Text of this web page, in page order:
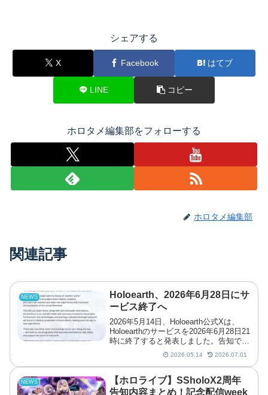
シェアする
X Facebook はてブ
LINE コピー
ホロタメ編集部をフォローする
ホロタメ編集部
関連記事
NEWS
Holoearth、2026年6月28日にサ
ービス終了へ
2026年5月14日、Holoearth公式Xは、
Holoearthのサービスを2026年6月28日21
時に終了すると発表しました。告知で
は、Holoearthプロジェクトリードの
IKKO氏によるメッセージも公開されて
います。Holoear...
2026.05.14 2026.07.01
NEWS
【ホロライブ】SSholoX2周年
告知内容まとめ！記念配信week